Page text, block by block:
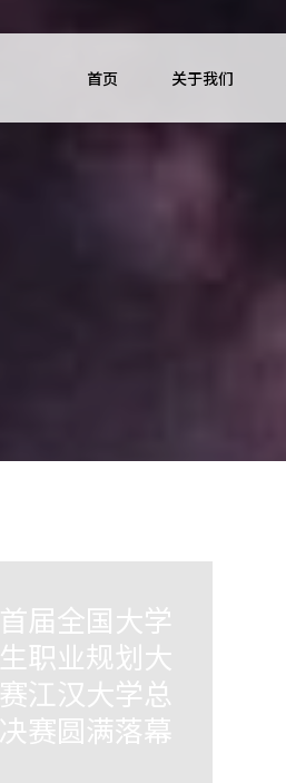
首页 关于我们
首届全国大学
生职业规划大
赛江汉大学总
决赛圆满落幕